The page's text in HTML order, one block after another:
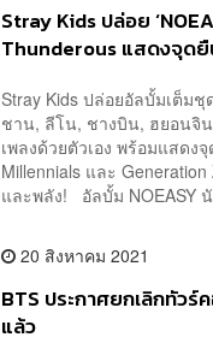
Stray Kids ปล่อย
Thunderous แสดงจุด
Stray Kids ปล่อยอัลบั้มเต็ม
ชาน, ลีโน, ชางบิน, ฮยอนจิ
เพลงด้วยตัวเอง พร้อมแสดง
Millennials และ
และพลัง! อัลบั้ม NOEASY
20 สิงหาคม 2021
BTS ประกาศยกเลิกทัวร์
แล้ว